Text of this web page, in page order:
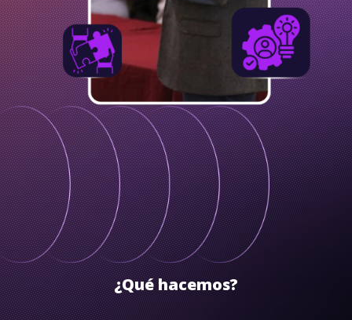
¿Qué hacemos?